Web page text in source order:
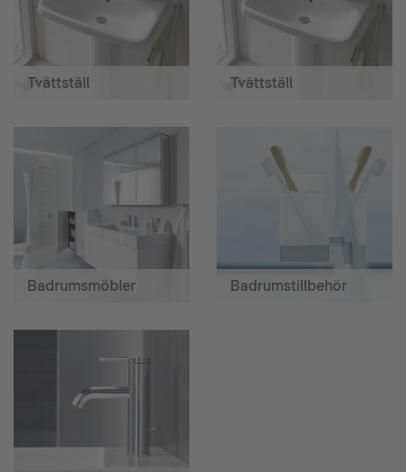
Tvättställ Tvättställ
Badrumsmöbler Badrumstillbehör